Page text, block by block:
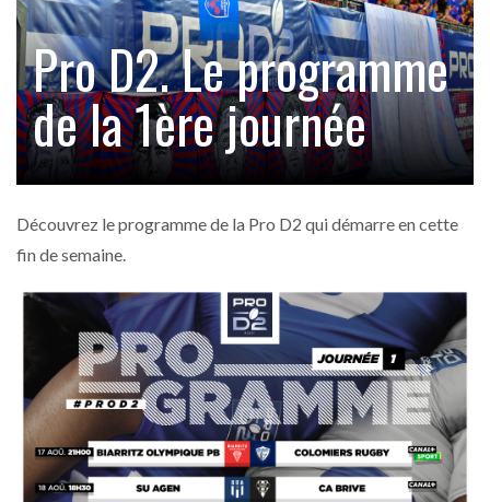
Pro D2. Le programme
de la 1ère journée
Découvrez le programme de la Pro D2 qui démarre en cette
fin de semaine.